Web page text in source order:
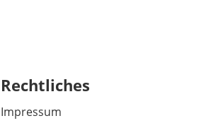
Rechtliches
Impressum